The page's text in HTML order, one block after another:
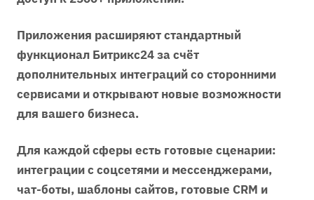
Приложения расширяют стандартный
функционал Битрикс24 за счёт
дополнительных интеграций со сторонними
сервисами и открывают новые возможности
для вашего бизнеса.
Для каждой сферы есть готовые сценарии:
интеграции с соцсетями и мессенджерами,
чат-боты, шаблоны сайтов, готовые CRM и